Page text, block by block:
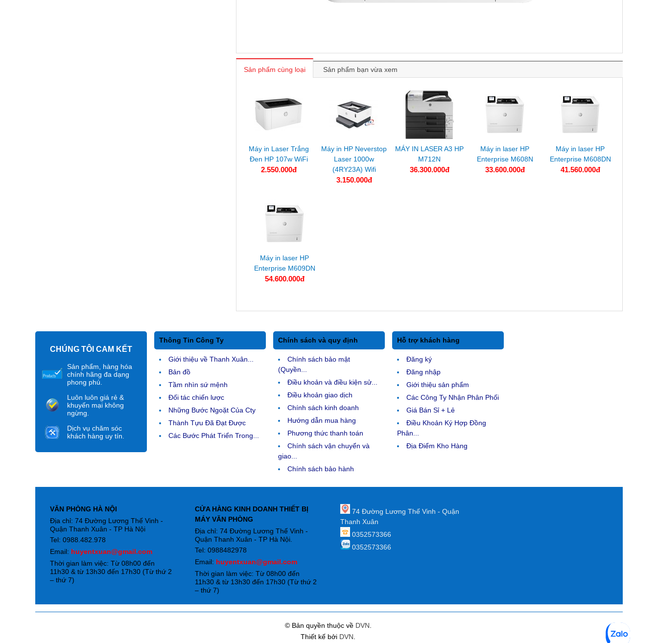
Sản phẩm cùng loại Sản phẩm bạn vừa xem
Máy in Laser Trắng
Đen HP 107w WiFi
2.550.000đ
Máy in HP Neverstop
Laser 1000w
(4RY23A) Wifi
3.150.000đ
MÁY IN LASER A3 HP
M712N
36.300.000đ
Máy in laser HP
Enterprise M608N
33.600.000đ
Máy in laser HP
Enterprise M608DN
41.560.000đ
Máy in laser HP
Enterprise M609DN
54.600.000đ
CHÚNG TÔI CAM KẾT
Sản phẩm, hàng hóa
chính hãng đa dạng
phong phú.
Luôn luôn giá rẻ &
khuyến mại không
ngừng.
Dịch vụ chăm sóc
khách hàng uy tín.
Thông Tin Công Ty
Giới thiệu về Thanh Xuân...
Bản đồ
Tầm nhìn sứ mệnh
Đối tác chiến lược
Những Bước Ngoặt Của Cty
Thành Tựu Đã Đạt Được
Các Bước Phát Triển Trong...
Chính sách và quy định
Chính sách bảo mật
(Quyền...
Điều khoản và điều kiện sử...
Điều khoản giao dịch
Chính sách kinh doanh
Hướng dẫn mua hàng
Phương thức thanh toán
Chính sách vận chuyển và
giao...
Chính sách bảo hành
Hỗ trợ khách hàng
Đăng ký
Đăng nhập
Giới thiệu sản phẩm
Các Công Ty Nhận Phân Phối
Giá Bán Sỉ + Lẻ
Điều Khoản Ký Hợp Đồng
Phân...
Địa Điểm Kho Hàng
VĂN PHÒNG HÀ NỘI
Địa chỉ: 74 Đường Lương Thế Vinh -
Quận Thanh Xuân - TP Hà Nội
Tel: 0988.482.978
Email: huyentxuan@gmail.com
Thời gian làm việc: Từ 08h00 đến
11h30 & từ 13h30 đến 17h30 (Từ thứ 2
– thứ 7)
CỬA HÀNG KINH DOANH THIẾT BỊ
MÁY VĂN PHÒNG
Địa chỉ: 74 Đường Lương Thế Vinh -
Quận Thanh Xuân - TP Hà Nội.
Tel: 0988482978
Email: huyentxuan@gmail.com
Thời gian làm việc: Từ 08h00 đến
11h30 & từ 13h30 đến 17h30 (Từ thứ 2
– thứ 7)
74 Đường Lương Thế Vinh - Quận
Thanh Xuân
0352573366
0352573366
© Bản quyền thuộc về DVN
Thiết kế bởi DVN